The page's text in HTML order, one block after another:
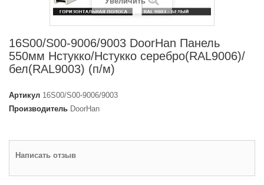
16S00/S00-9006/9003 DoorHan Панель
550мм Нстукко/Нстукко серебро(RAL9006)/
бел(RAL9003) (п/м)
Артикул 16S00/S00-9006/9003
Производитель DoorHan
Написать отзыв